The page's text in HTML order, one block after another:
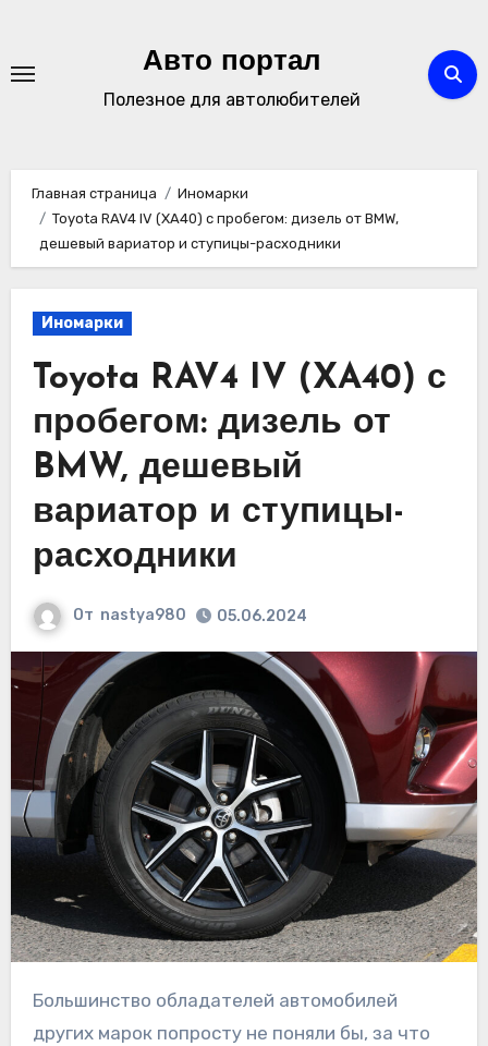
содержимому
Авто портал
Полезное для автолюбителей
Главная страница
Иномарки
Toyota RAV4 IV (XA40) с пробегом: дизель от BMW,
дешевый вариатор и ступицы-расходники
Иномарки
Toyota RAV4 IV (XA40) с
пробегом: дизель от
BMW, дешевый
вариатор и ступицы-
расходники
От nastya980 05.06.2024
Большинство обладателей автомобилей
других марок попросту не поняли бы, за что